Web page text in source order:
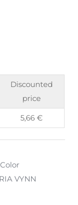
Discounted
price
5,66€
VYNN